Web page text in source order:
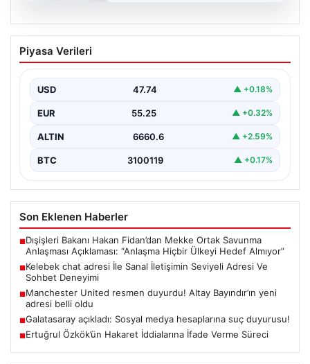
Kelebek chat adresi İle Sanal İletişimin
Seviyeli Adresi Ve Sohbet Deneyimi
kurması ciddi bir değer barındırmaktadır. Günümüzde
birçok…
Piyasa Verileri
USD 47.74 ▲ +0.18%
EUR 55.25 ▲ +0.32%
ALTIN 6660.6 ▲ +2.59%
BTC 3100119 ▲ +0.17%
Son Eklenen Haberler
■Dışişleri Bakanı Hakan Fidan’dan Mekke Ortak Savunma
Anlaşması Açıklaması: “Anlaşma Hiçbir Ülkeyi Hedef Almıyor”
■Kelebek chat adresi İle Sanal İletişimin Seviyeli Adresi Ve
Sohbet Deneyimi
■Manchester United resmen duyurdu! Altay Bayındır’ın yeni
adresi belli oldu
■Galatasaray açıkladı: Sosyal medya hesaplarına suç duyurusu!
■Ertuğrul Özkök’ün Hakaret İddialarına İfade Verme Süreci